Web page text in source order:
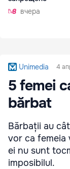
вчера
Unimedia 4
5 femei
bărbat
Bărbații au
vor ca femeia
ei nu sunt
imposibilul.